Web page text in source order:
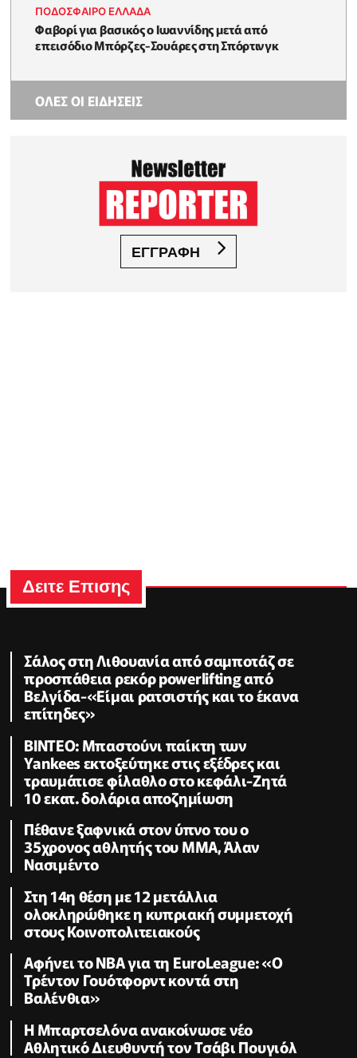
ΠΟΔΟΣΦΑΙΡΟ ΕΛΛΑΔΑ
Φαβορί για βασικός ο Ιωαννίδης μετά από
επεισόδιο Μπόρζες-Σουάρες στη Σπόρτινγκ
ΟΛΕΣ ΟΙ ΕΙΔΗΣΕΙΣ
ΕΓΓΡΑΦΗ
Δειτε Επισης
Σάλος στη Λιθουανία από σαμποτάζ σε
προσπάθεια ρεκόρ powerlifting από
Βελγίδα-«Είμαι ρατσιστής και το έκανα
επίτηδες»
ΒΙΝΤΕΟ: Μπαστούνι παίκτη των
Yankees εκτοξεύτηκε στις εξέδρες και
τραυμάτισε φίλαθλο στο κεφάλι-Ζητά
10 εκατ. δολάρια αποζημίωση
Πέθανε ξαφνικά στον ύπνο του ο
35χρονος αθλητής του ΜΜΑ, Άλαν
Νασιμέντο
Στη 14η θέση με 12 μετάλλια
ολοκληρώθηκε η κυπριακή συμμετοχή
στους Κοινοπολιτειακούς
Αφήνει το NBA για τη EuroLeague: «Ο
Τρέντον Γουότφορντ κοντά στη
Βαλένθια»
Η Μπαρτσελόνα ανακοίνωσε νέο
Αθλητικό Διευθυντή τον Τσάβι Πουγιόλ